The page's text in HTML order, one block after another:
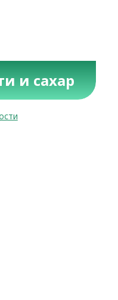
и сахар